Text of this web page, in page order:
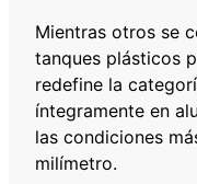
0
0
4
2
M
M
Mientras otros se
tanques plásticos
redefine la
íntegramente en
las condiciones
milímetro.